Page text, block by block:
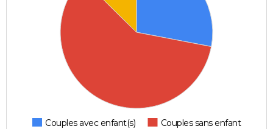
Couples avec enfant(s)
Couples sans enfant